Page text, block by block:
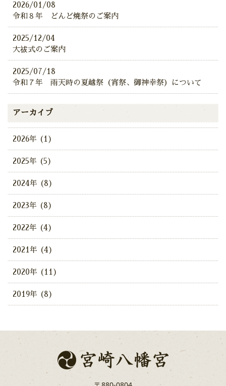
2026/01/08
令和８年 どんど焼祭のご案内
2025/12/04
大祓式のご案内
2025/07/18
令和７年 雨天時の夏越祭（宵祭、御神幸祭）について
アーカイブ
2026年 (1)
2025年 (5)
2024年 (8)
2023年 (8)
2022年 (4)
2021年 (4)
2020年 (11)
2019年 (8)